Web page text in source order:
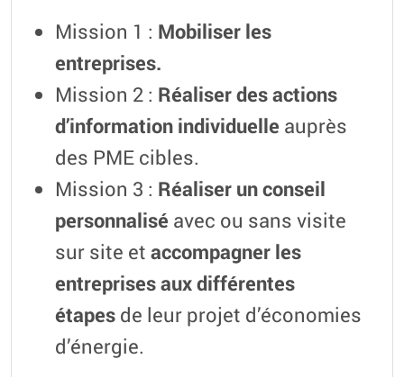
Mission 1 : Mobiliser les
entreprises.
Mission 2 : Réaliser des actions
d’information individuelle auprès
des PME cibles.
Mission 3 : Réaliser un conseil
personnalisé avec ou sans visite
sur site et accompagner les
entreprises aux différentes
étapes de leur projet d’économies
d’énergie.